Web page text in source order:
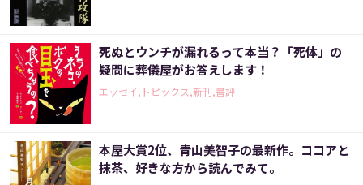
死ぬとウンチが漏れるって本当？「死体」の
疑問に葬儀屋がお答えします！
エッセイ,トピックス,新刊,書評
本屋大賞2位、青山美智子の最新作。ココアと
抹茶、好きな方から読んでみて。